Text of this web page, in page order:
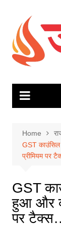
content
Home
GST काउंस‍िल
प्रीम‍ियम पर
GST
हुआ और
पर